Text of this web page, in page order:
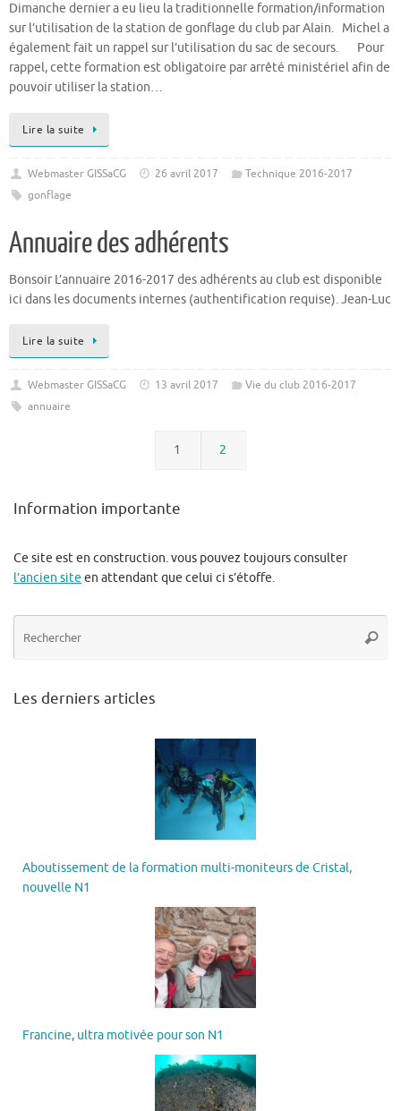
Dimanche dernier a eu lieu la traditionnelle formation/information
sur l’utilisation de la station de gonflage du club par Alain. Michel a
également fait un rappel sur l’utilisation du sac de secours. Pour
rappel, cette formation est obligatoire par arrêté ministériel afin de
pouvoir utiliser la station…
Lire la suite
Webmaster GISSaCG 26 avril 2017
Technique 2016-2017
gonflage
Annuaire des adhérents
Bonsoir L’annuaire 2016-2017 des adhérents au club est disponible
ici dans les documents internes (authentification requise). Jean-Luc
Lire la suite
Webmaster GISSaCG 13 avril 2017
Vie du club 2016-2017
annuaire
1 2
Information importante
Ce site est en construction. vous pouvez toujours consulter
l’ancien site en attendant que celui ci s’étoffe.
Les derniers articles
Aboutissement de la formation multi-moniteurs de Cristal,
nouvelle N1
Francine, ultra motivée pour son N1